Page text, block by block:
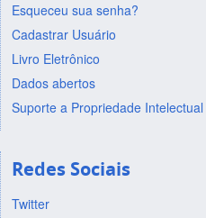
Esqueceu sua senha?
Cadastrar Usuário
Livro Eletrônico
Dados abertos
Suporte a Propriedade Intelectual
Redes Sociais
Twitter